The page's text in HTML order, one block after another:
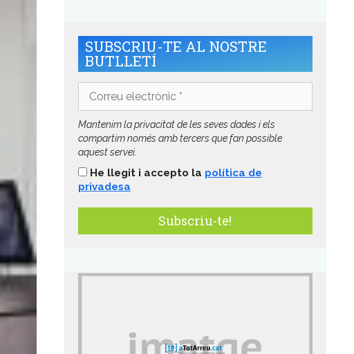
SUBSCRIU-TE AL NOSTRE
BUTLLETÍ
electrònic
Mantenim la privacitat de les seves dades i els
compartim només amb tercers que fan possible
aquest servei.
He llegit i accepto la política de
privadesa